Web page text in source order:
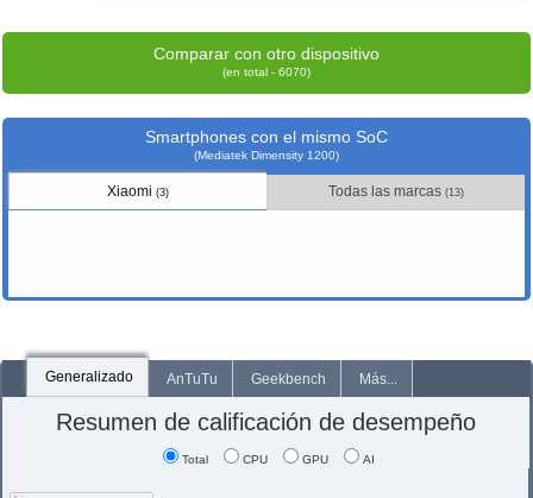
Comparar con otro dispositivo
(en total - 6070)
Smartphones con el mismo SoC
(Mediatek Dimensity 1200)
Xiaomi (3) Todas las marcas (13)
Generalizado AnTuTu Geekbench Más...
Resumen de calificación de desempeño
Total CPU GPU AI